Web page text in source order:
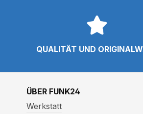
QUALITÄT UND
ÜBER FUNK24
Werkstatt